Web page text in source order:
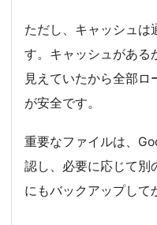
ただし、キャッシュは
す。キャッシュがある
見えていたから全部
が安全です。
重要なファイルは、
認し、必要に応じて別
にもバックアップして